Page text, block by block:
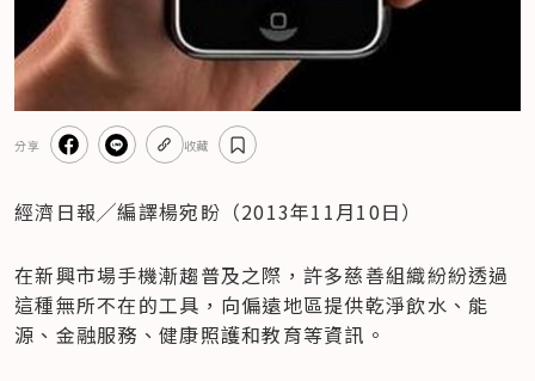
分享 收藏
經濟日報╱編譯楊宛盼（2013年11月10日）
在新興市場手機漸趨普及之際，許多慈善組織紛紛透過
這種無所不在的工具，向偏遠地區提供乾淨飲水、能
源、金融服務、健康照護和教育等資訊。